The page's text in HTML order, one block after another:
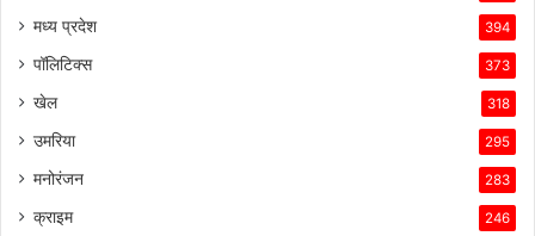
मध्य प्रदेश 394
पॉलिटिक्स 373
खेल 318
उमरिया 295
मनोरंजन 283
क्राइम 246